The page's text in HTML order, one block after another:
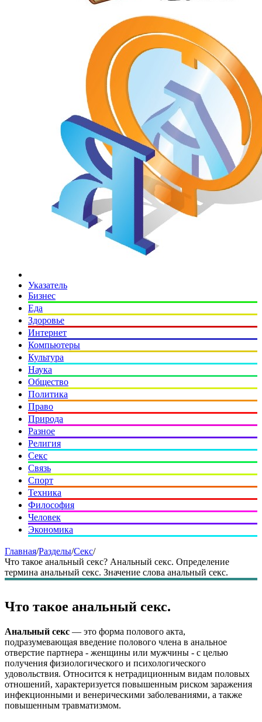
Указатель
Бизнес
Еда
Здоровье
Интернет
Компьютеры
Культура
Наука
Общество
Политика
Право
Природа
Разное
Религия
Секс
Связь
Спорт
Техника
Философия
Человек
Экономика
Главная/Разделы/Секс/
Что такое анальный секс? Анальный секс. Определение
термина анальный секс. Значение слова анальный секс.
Что такое анальный секс.
Анальный секс — это форма полового акта,
подразумевающая введение полового члена в анальное
отверстие партнера - женщины или мужчины - с целью
получения физиологического и психологического
удовольствия. Относится к нетрадиционным видам половых
отношений, характеризуется повышенным риском заражения
инфекционными и венерическими заболеваниями, а также
повышенным травматизмом.